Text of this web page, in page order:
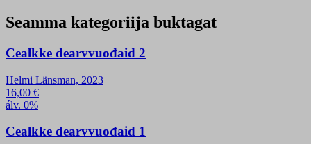
Seamma kategoriija buktagat
Cealkke dearvvuođaid 2
Helmi Länsman, 2023
16,00 €
álv. 0%
Cealkke dearvvuođaid 1